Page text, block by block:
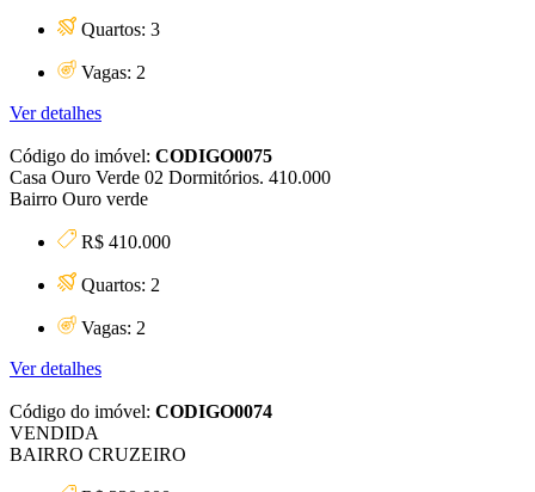
Quartos: 3
Vagas: 2
Ver detalhes
Código do imóvel: CODIGO0075
Casa Ouro Verde 02 Dormitórios. 410.000
Bairro Ouro verde
R$ 410.000
Quartos: 2
Vagas: 2
Ver detalhes
Código do imóvel: CODIGO0074
VENDIDA
BAIRRO CRUZEIRO